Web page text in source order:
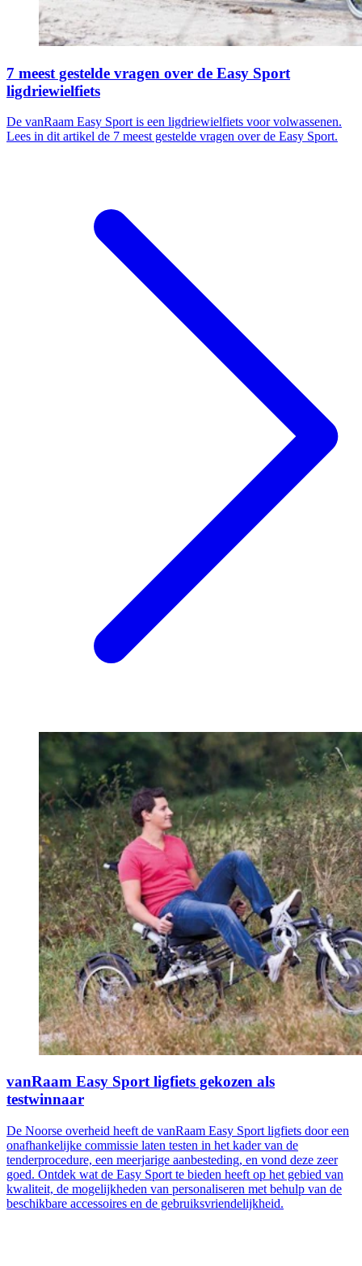
7 meest gestelde vragen over de Easy Sport
ligdriewielfiets
De vanRaam Easy Sport is een ligdriewielfiets voor volwassenen.
Lees in dit artikel de 7 meest gestelde vragen over de Easy Sport.
vanRaam Easy Sport ligfiets gekozen als
testwinnaar
De Noorse overheid heeft de vanRaam Easy Sport ligfiets door een
onafhankelijke commissie laten testen in het kader van de
tenderprocedure, een meerjarige aanbesteding, en vond deze zeer
goed. Ontdek wat de Easy Sport te bieden heeft op het gebied van
kwaliteit, de mogelijkheden van personaliseren met behulp van de
beschikbare accessoires en de gebruiksvriendelijkheid.